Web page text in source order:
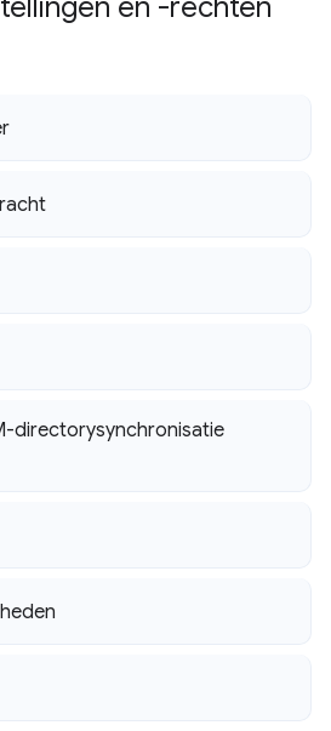
en -rechten
directorysynchronisatie